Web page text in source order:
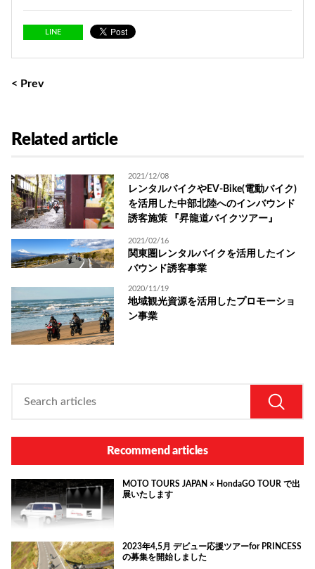
LINE
< Prev
Related article
2021/12/08
レンタルバイクやEV-Bike(電動バイク)
を活用した中部北陸へのインバウンド
誘客施策 『昇龍道バイクツアー』
2021/02/16
関東圏レンタルバイクを活用したイン
バウンド誘客事業
2020/11/19
地域観光資源を活用したプロモーショ
ン事業
Recommend articles
MOTO TOURS JAPAN × HondaGO TOUR で出
展いたします
2023年4,5月 デビュー応援ツアーfor PRINCESS
の募集を開始しました